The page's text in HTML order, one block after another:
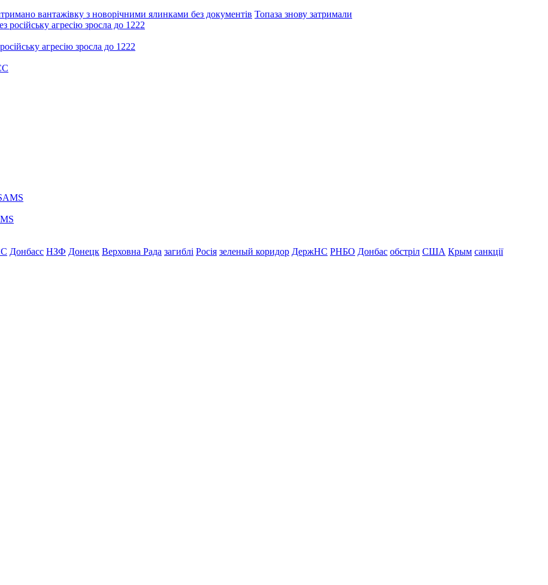
вантажівку з новорічними ялинками без документів Топаза знову затримали
агресію зросла до 1222
Донбасс НЗФ Донецк Верховна Рада загиблі Росія зеленый коридор ДержНС РНБО Донбас обстріл США Крым санкції